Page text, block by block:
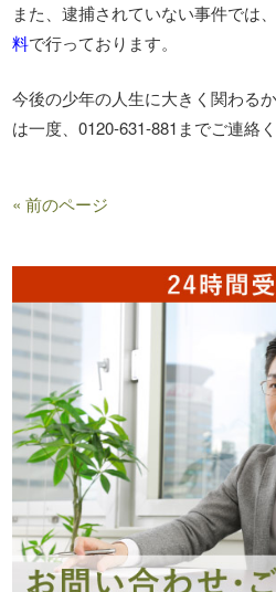
また、逮捕されていない事件では
料で行っております。
今後の少年の人生に大きく関わる
は一度、0120-631-881までご連絡く
« 前のページ